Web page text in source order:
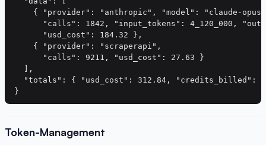
{ "provider": "anthropic", "model": "claude-
"calls": 1842, "input_tokens": 4_120_000,
      "usd_cost": 184.32 },
    { "provider": "scraperapi",
      "calls": 9211, "usd_cost": 27.63 }
  ],
"totals": { "usd_cost": 312.84, "credits_billed":
Token-Management